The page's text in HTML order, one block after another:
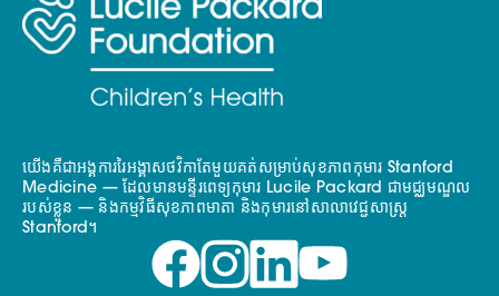
យើងគឺជាអង្គការរៃអង្គាសថវិកាតែមួយគត់សម្រាប់សុខភាពកុមារ Stanford
Medicine — ដែលមានមន្ទីរពេទ្យកុមារ Lucile Packard ជាមជ្ឈមណ្ឌល
របស់ខ្លួន — និងកម្មវិធីសុខភាពមាតា និងកុមារនៅសាលាវេជ្ជសាស្ត្រ
Stanford។